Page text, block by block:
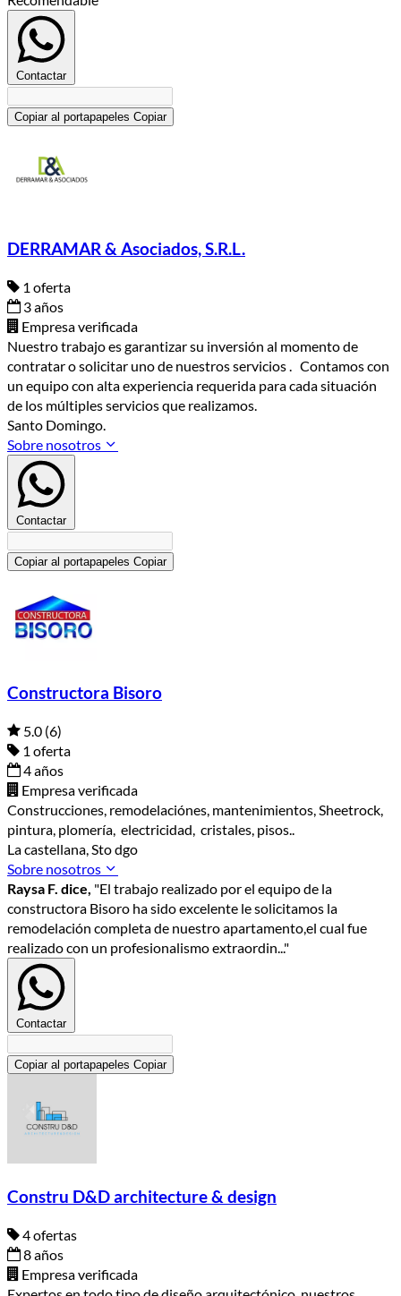
Contactar
Copiar al portapapeles Copiar
DERRAMAR & Asociados, S.R.L.
1 oferta
3 años
Empresa verificada
Nuestro trabajo es garantizar su inversión al momento de
contratar o solicitar uno de nuestros servicios . Contamos con
un equipo con alta experiencia requerida para cada situación
de los múltiples servicios que realizamos.
Santo Domingo.
Sobre nosotros
Contactar
Copiar al portapapeles Copiar
Constructora Bisoro
5.0 (6)
1 oferta
4 años
Empresa verificada
Construcciones, remodelaciónes, mantenimientos, Sheetrock,
pintura, plomería, electricidad, cristales, pisos..
La castellana, Sto dgo
Sobre nosotros
Raysa F. dice, "El trabajo realizado por el equipo de la
constructora Bisoro ha sido excelente le solicitamos la
remodelación completa de nuestro apartamento,el cual fue
realizado con un profesionalismo extraordin..."
Contactar
Copiar al portapapeles Copiar
Constru D&D architecture & design
4 ofertas
8 años
Empresa verificada